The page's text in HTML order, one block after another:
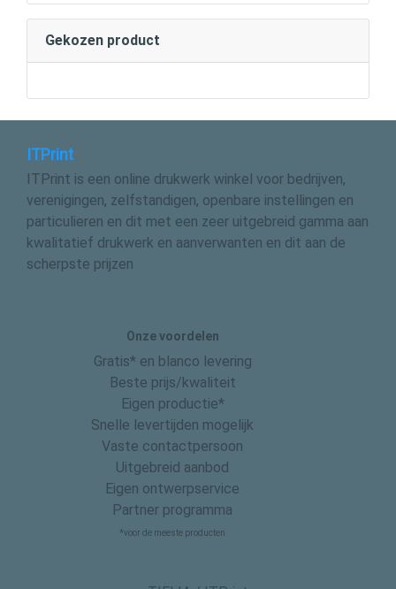
Gekozen product
ITPrint
ITPrint is een online drukwerk winkel voor bedrijven,
verenigingen, zelfstandigen, openbare instellingen en
particulieren en dit met een zeer uitgebreid gamma aan
kwalitatief drukwerk en aanverwanten en dit aan de
scherpste prijzen
Onze voordelen
Gratis* en blanco levering
Beste prijs/kwaliteit
Eigen productie*
Snelle levertijden mogelijk
Vaste contactpersoon
Uitgebreid aanbod
Eigen ontwerpservice
Partner programma
*voor de meeste producten